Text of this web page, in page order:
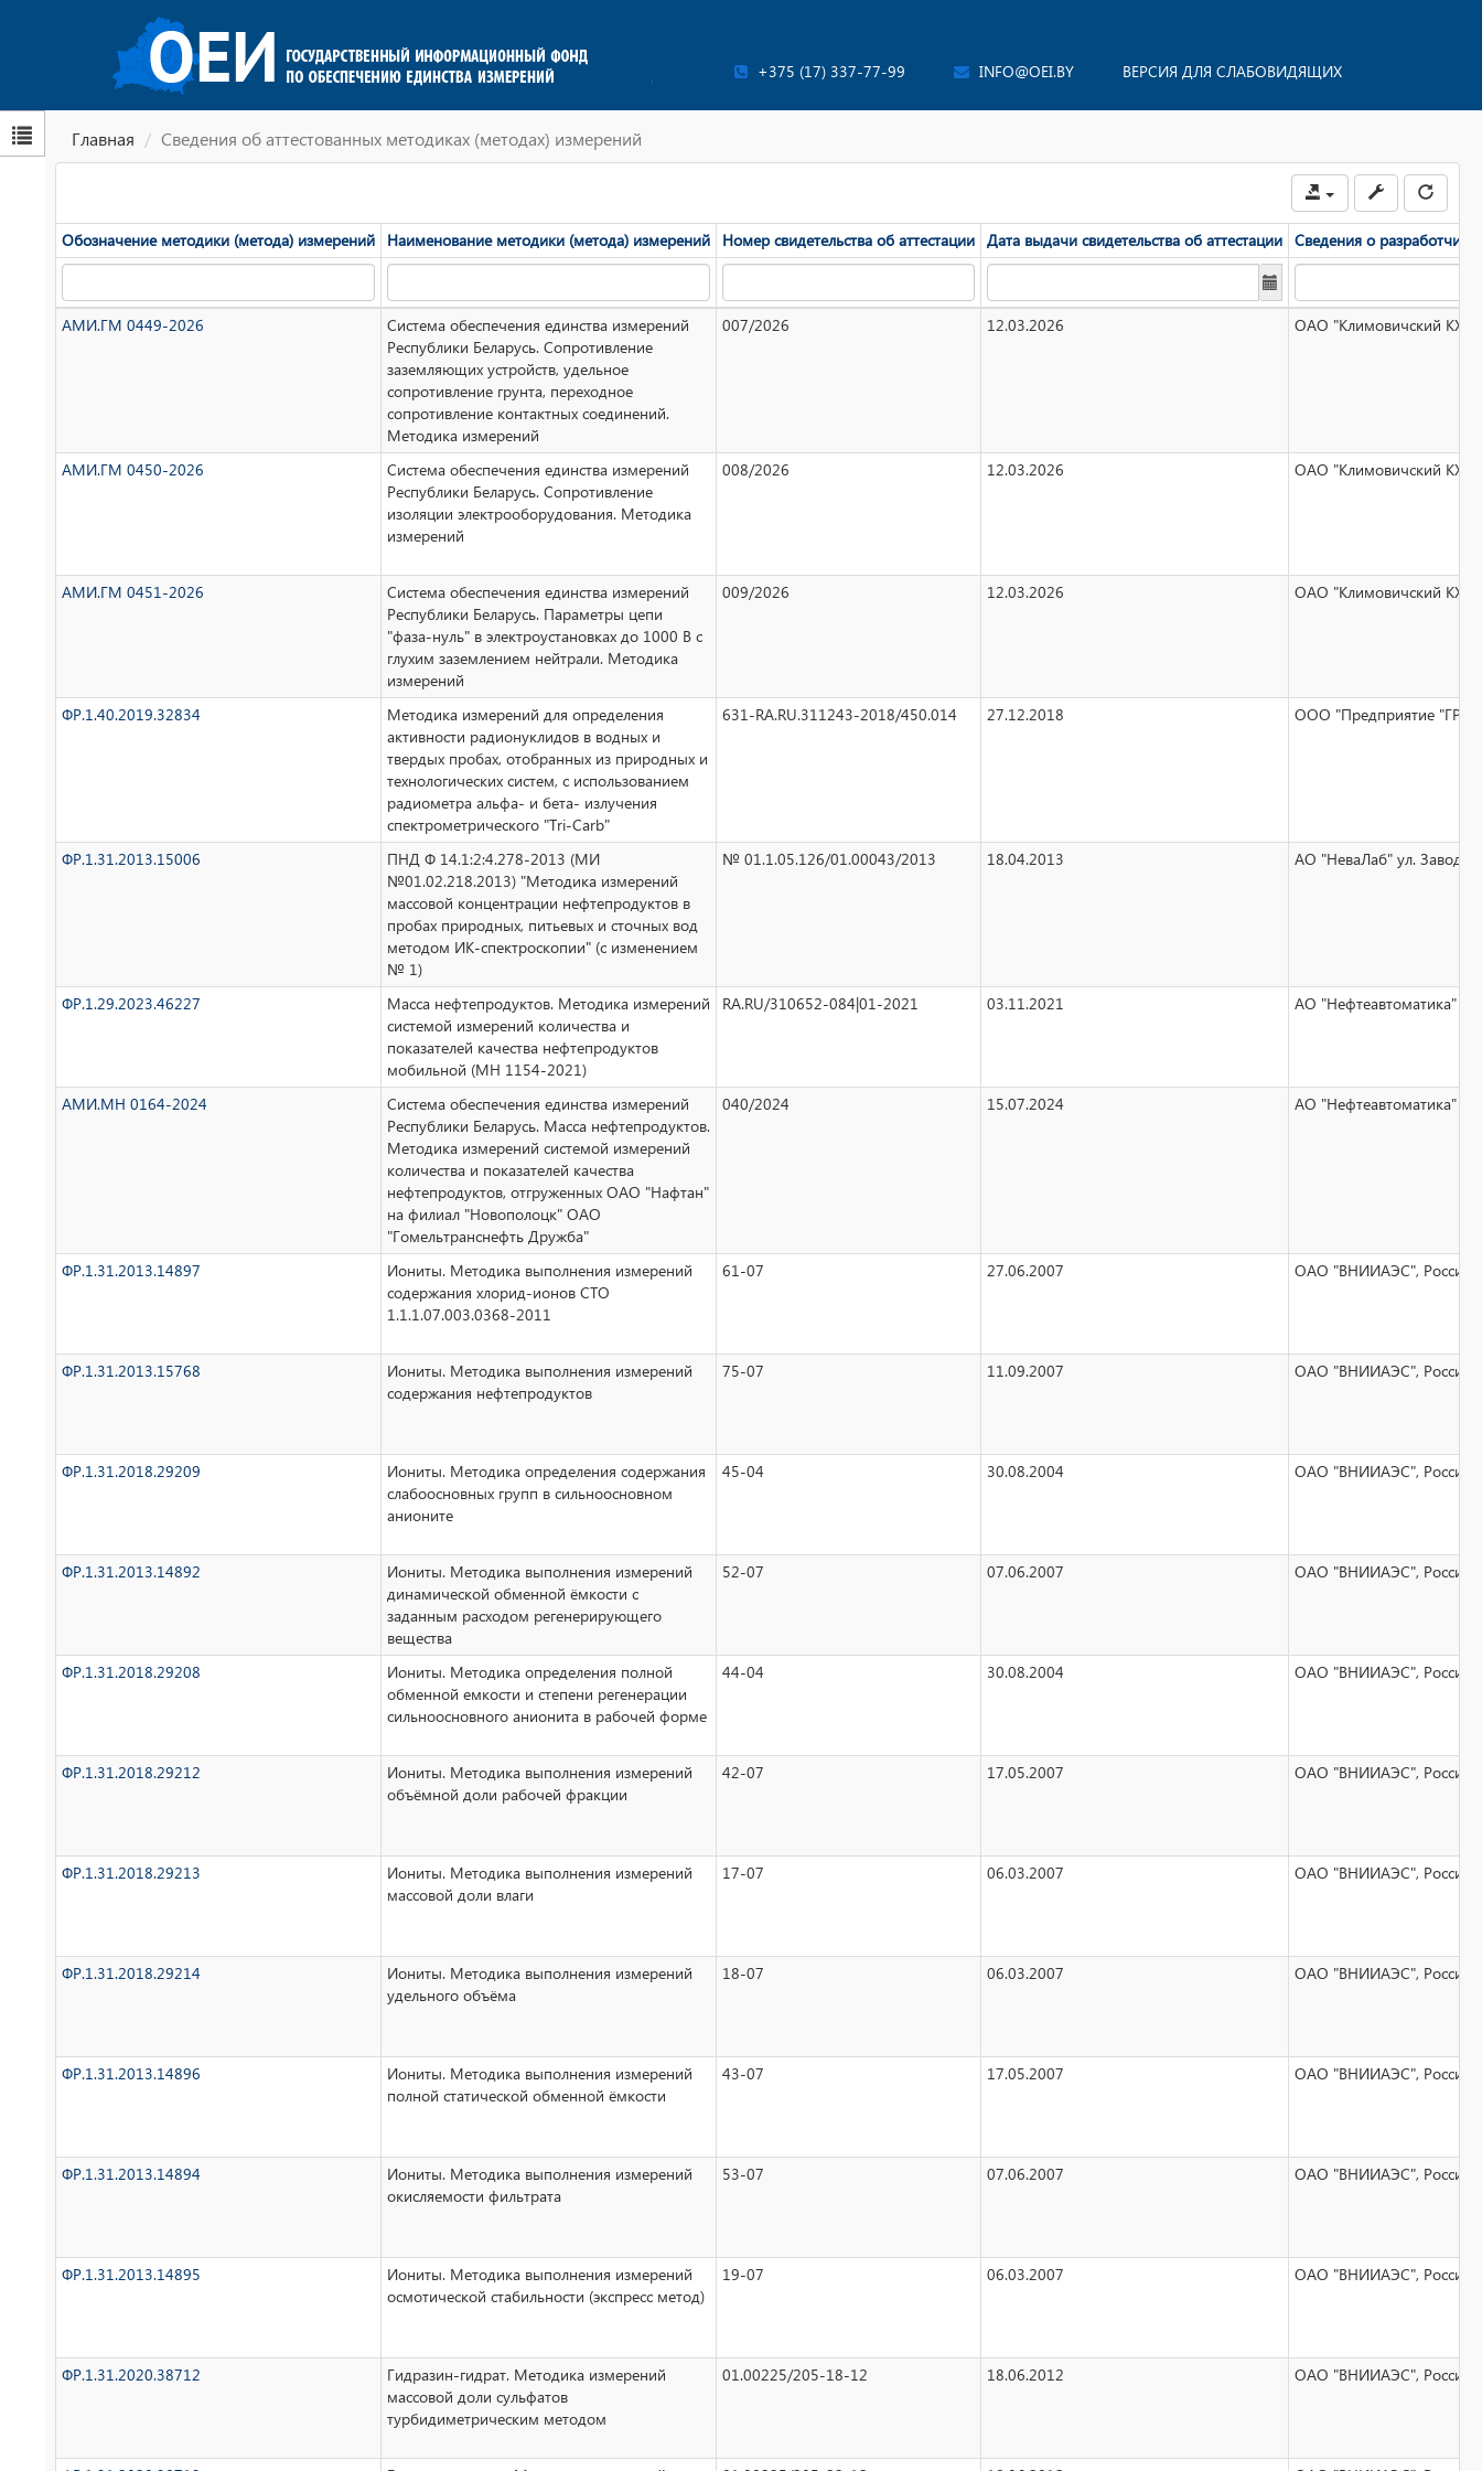
+375 (17) 337-77-99 INFO@OEI.BY ВЕРСИЯ ДЛЯ СЛАБОВИДЯЩИХ
Главная Сведения об аттестованных методиках (методах) измерений
Обозначение методики (метода) измерений Наименование методики (метода) измерений Номер свидетельства об аттестации Дата выдачи свидетельства об аттестации Сведения о
АМИ.ГМ 0449-2026
Система обеспечения единства измерений
Республики Беларусь. Сопротивление
заземляющих устройств, удельное
сопротивление грунта, переходное
сопротивление контактных соединений.
Методика измерений
007/2026 12.03.2026 ОАО "Климовичский КХП"
АМИ.ГМ 0450-2026
Система обеспечения единства измерений
Республики Беларусь. Сопротивление
изоляции электрооборудования. Методика
измерений
008/2026 12.03.2026 ОАО "Климовичский КХП"
АМИ.ГМ 0451-2026
Система обеспечения единства измерений
Республики Беларусь. Параметры цепи
"фаза-нуль" в электроустановках до 1000 В с
глухим заземлением нейтрали. Методика
измерений
009/2026 12.03.2026 ОАО "Климовичский КХП"
ФР.1.40.2019.32834
Методика измерений для определения
активности радионуклидов в водных и
твердых пробах, отобранных из природных и
технологических систем, с использованием
радиометра альфа- и бета- излучения
спектрометрического "Tri-Carb"
631-RA.RU.311243-2018/450.014 27.12.2018 ООО "Предприятие
ФР.1.31.2013.15006
ПНД Ф 14.1:2:4.278-2013 (МИ
№01.02.218.2013) "Методика измерений
массовой концентрации нефтепродуктов в
пробах природных, питьевых и сточных вод
методом ИК-спектроскопии" (с изменением
№ 1)
№ 01.1.05.126/01.00043/2013 18.04.2013 АО "НеваЛаб" ул.
ФР.1.29.2023.46227
Масса нефтепродуктов. Методика измерений
системой измерений количества и
показателей качества нефтепродуктов
мобильной (МН 1154-2021)
RA.RU/310652-084|01-2021 03.11.2021 АО "Нефтеавтоматика"
АМИ.МН 0164-2024
Система обеспечения единства измерений
Республики Беларусь. Масса нефтепродуктов.
Методика измерений системой измерений
количества и показателей качества
нефтепродуктов, отгруженных ОАО "Нафтан"
на филиал "Новополоцк" ОАО
"Гомельтранснефть Дружба"
040/2024 15.07.2024 АО "Нефтеавтоматика"
ФР.1.31.2013.14897
Иониты. Методика выполнения измерений
содержания хлорид-ионов СТО
1.1.1.07.003.0368-2011
61-07 27.06.2007 ОАО "ВНИИАЭС",
ФР.1.31.2013.15768
Иониты. Методика выполнения измерений
содержания нефтепродуктов
75-07 11.09.2007 ОАО "ВНИИАЭС",
ФР.1.31.2018.29209
Иониты. Методика определения содержания
слабоосновных групп в сильноосновном
анионите
45-04 30.08.2004 ОАО "ВНИИАЭС",
ФР.1.31.2013.14892
Иониты. Методика выполнения измерений
динамической обменной ёмкости с
заданным расходом регенерирующего
вещества
52-07 07.06.2007 ОАО "ВНИИАЭС",
ФР.1.31.2018.29208
Иониты. Методика определения полной
обменной емкости и степени регенерации
сильноосновного анионита в рабочей форме
44-04 30.08.2004 ОАО "ВНИИАЭС",
ФР.1.31.2018.29212
Иониты. Методика выполнения измерений
объёмной доли рабочей фракции
42-07 17.05.2007 ОАО "ВНИИАЭС",
ФР.1.31.2018.29213
Иониты. Методика выполнения измерений
массовой доли влаги
17-07 06.03.2007 ОАО "ВНИИАЭС",
ФР.1.31.2018.29214
Иониты. Методика выполнения измерений
удельного объёма
18-07 06.03.2007 ОАО "ВНИИАЭС",
ФР.1.31.2013.14896
Иониты. Методика выполнения измерений
полной статической обменной ёмкости
43-07 17.05.2007 ОАО "ВНИИАЭС",
ФР.1.31.2013.14894
Иониты. Методика выполнения измерений
окисляемости фильтрата
53-07 07.06.2007 ОАО "ВНИИАЭС",
ФР.1.31.2013.14895
Иониты. Методика выполнения измерений
осмотической стабильности (экспресс метод)
19-07 06.03.2007 ОАО "ВНИИАЭС",
ФР.1.31.2020.38712
Гидразин-гидрат. Методика измерений
массовой доли сульфатов
турбидиметрическим методом
01.00225/205-18-12 18.06.2012 ОАО "ВНИИАЭС",